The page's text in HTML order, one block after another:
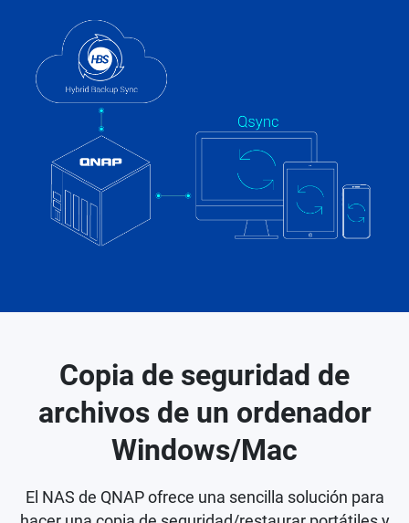
Copia de seguridad de
archivos de un ordenador
Windows/Mac
El NAS de QNAP ofrece una sencilla solución para